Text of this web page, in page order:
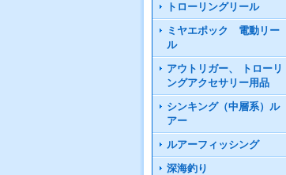
トローリングリール
ミヤエポック 電動リー
ル
アウトリガー、 トローリ
ングアクセサリー用品
シンキング（中層系）ル
アー
ルアーフィッシング
深海釣り